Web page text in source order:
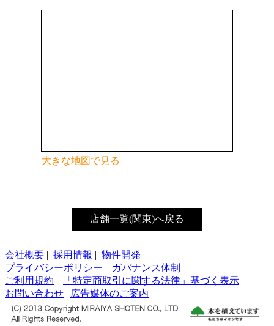
大きな地図で見る
店舗一覧(関東)へ戻る
会社概要 | 採用情報 | 物件開発
プライバシーポリシー |
ガバナンス体制
ご利用規約 |
「特定商取引に関する法律」基づく表示
お問い合わせ | 広告媒体のご案内